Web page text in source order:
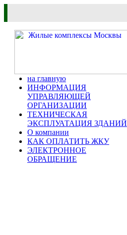
на главную
ИНФОРМАЦИЯ
УПРАВЛЯЮЩЕЙ
ОРГАНИЗАЦИИ
ТЕХНИЧЕСКАЯ
ЭКСПЛУАТАЦИЯ ЗДАНИЙ
О компании
КАК ОПЛАТИТЬ ЖКУ
ЭЛЕКТРОННОЕ
ОБРАЩЕНИЕ